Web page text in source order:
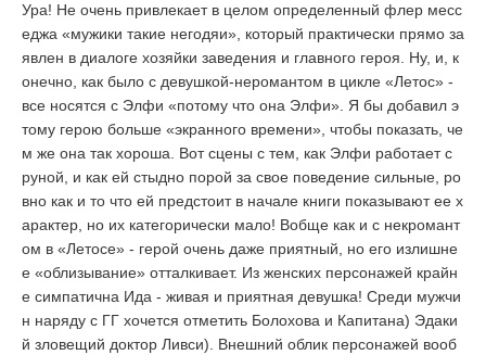
Ура! Не очень привлекает в целом определенный флер месс
еджа «мужики такие негодяи», который практически прямо за
явлен в диалоге хозяйки заведения и главного героя. Ну, и, к
онечно, как было с девушкой-неромантом в цикле «Летос» -
все носятся с Элфи «потому что она Элфи». Я бы добавил э
тому герою больше «экранного времени», чтобы показать, че
м же она так хороша. Вот сцены с тем, как Элфи работает с
руной, и как ей стыдно порой за свое поведение сильные, ро
вно как и то что ей предстоит в начале книги показывают ее х
арактер, но их категорически мало! Вобще как и с некромант
ом в «Летосе» - герой очень даже приятный, но его излишне
е «облизывание» отталкивает. Из женских персонажей крайн
е симпатична Ида - живая и приятная девушка! Среди мужчи
н наряду с ГГ хочется отметить Болохова и Капитана) Эдаки
й зловещий доктор Ливси). Внешний облик персонажей вооб